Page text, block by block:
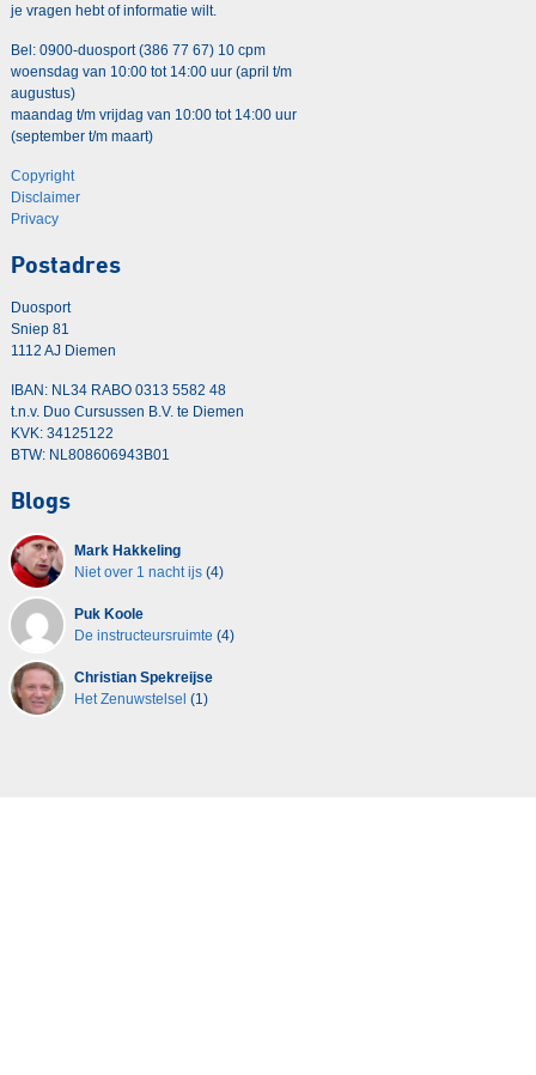
je vragen hebt of informatie wilt.
Bel: 0900-duosport (386 77 67) 10 cpm
woensdag van 10:00 tot 14:00 uur (april t/m
augustus)
maandag t/m vrijdag van 10:00 tot 14:00 uur
(september t/m maart)
Copyright
Disclaimer
Privacy
Postadres
Duosport
Sniep 81
1112 AJ Diemen
IBAN: NL34 RABO 0313 5582 48
t.n.v. Duo Cursussen B.V. te Diemen
KVK: 34125122
BTW: NL808606943B01
Blogs
Mark Hakkeling
Niet over 1 nacht ijs(4)
Puk Koole
De instructeursruimte (4)
Christian Spekreijse
Het Zenuwstelsel (1)